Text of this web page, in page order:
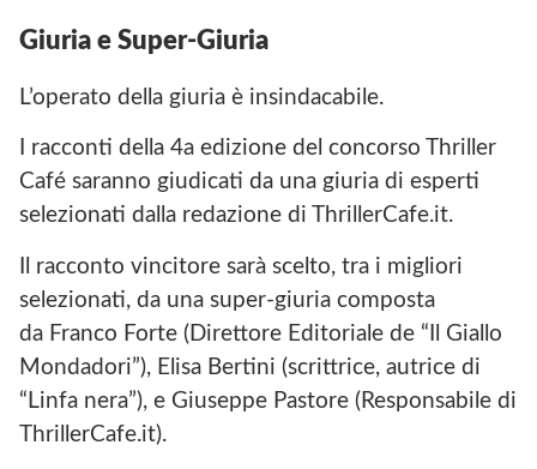
Giuria e Super-Giuria
L’operato della giuria è insindacabile.
I racconti della 4a edizione del concorso Thriller
Café saranno giudicati da una giuria di esperti
selezionati dalla redazione di ThrillerCafe.it.
Il racconto vincitore sarà scelto, tra i migliori
selezionati, da una super-giuria composta
da Franco Forte (Direttore Editoriale de “Il Giallo
Mondadori”), Elisa Bertini (scrittrice, autrice di
“Linfa nera”), e Giuseppe Pastore (Responsabile di
ThrillerCafe.it).